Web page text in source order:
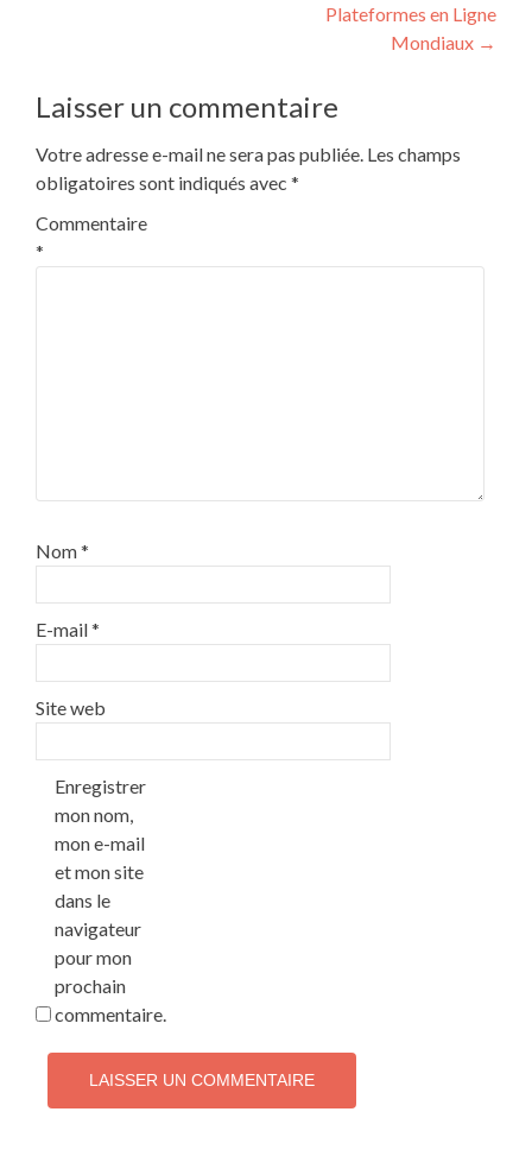
Plateformes en Ligne
Mondiaux →
Laisser un commentaire
Votre adresse e-mail ne sera pas publiée. Les champs
obligatoires sont indiqués avec *
Commentaire
*
Nom*
E-mail*
Site web
Enregistrer
mon nom,
mon e-mail
et mon site
dans le
navigateur
pour mon
prochain
commentaire.